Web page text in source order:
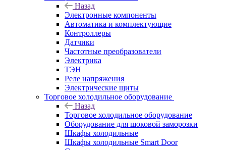
Назад
Электронные компоненты
Автоматика и комплектующие
Контроллеры
Датчики
Частотные преобразователи
Электрика
ТЭН
Реле напряжения
Электрические щиты
Торговое холодильное оборудование
Назад
Торговое холодильное оборудование
Оборудование для шоковой заморозки
Шкафы холодильные
Шкафы холодильные Smart Door